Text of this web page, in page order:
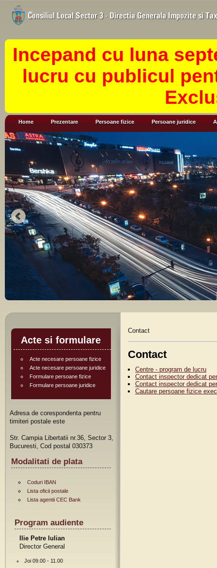
Incepand cu luna
lucru cu publicul
Home Prezentare Persoane fizice Persoane juridice
Acte si formulare
Acte necesare persoane fizice
Acte necesare persoane juridice
Formulare persoane fizice
Formulare persoane juridice
Adresa de corespondenta pentru
timiteri postale este
Str. Campia Libertatii nr.36, Sector 3,
Bucuresti, Cod postal 030373
Modalitati de plata
Coduri IBAN
Lista oficii postale
Lista agentii CEC Bank
Program audiente
Ilie Petre Iulian
Director General
Joi 09.00 - 11.00
Contact
Contact
Centre - program de lucru
Contact inspector dedicat
Contact inspector dedicat
Cautare persoane fizice